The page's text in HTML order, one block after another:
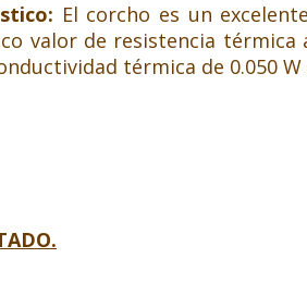
El corcho es un
valor de resistencia
térmica de 0.050 W